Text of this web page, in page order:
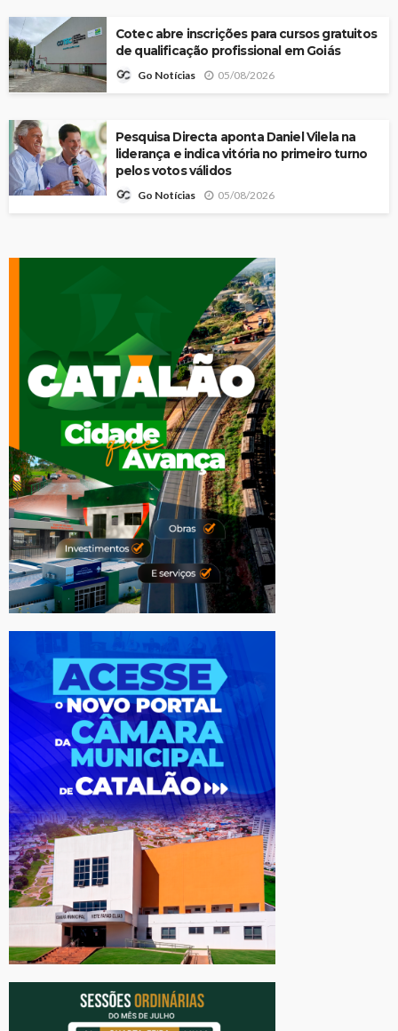
Cotec abre inscrições para cursos gratuitos
de qualificação profissional em Goiás
Go Notícias 05/08/2026
Pesquisa Directa aponta Daniel Vilela na
liderança e indica vitória no primeiro turno
pelos votos válidos
Go Notícias 05/08/2026